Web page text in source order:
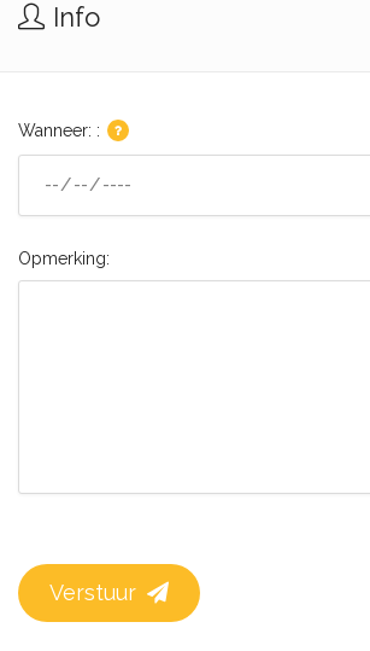
Info
Wanneer: :
Opmerking:
Verstuur